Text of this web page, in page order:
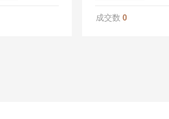
成交数 0